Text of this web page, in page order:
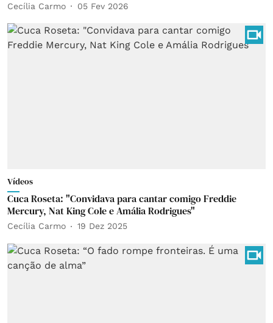
Cecília Carmo 05 Fev 2026
Vídeos
Cuca Roseta: "Convidava para cantar comigo Freddie
Mercury, Nat King Cole e Amália Rodrigues"
Cecília Carmo 19 Dez 2025